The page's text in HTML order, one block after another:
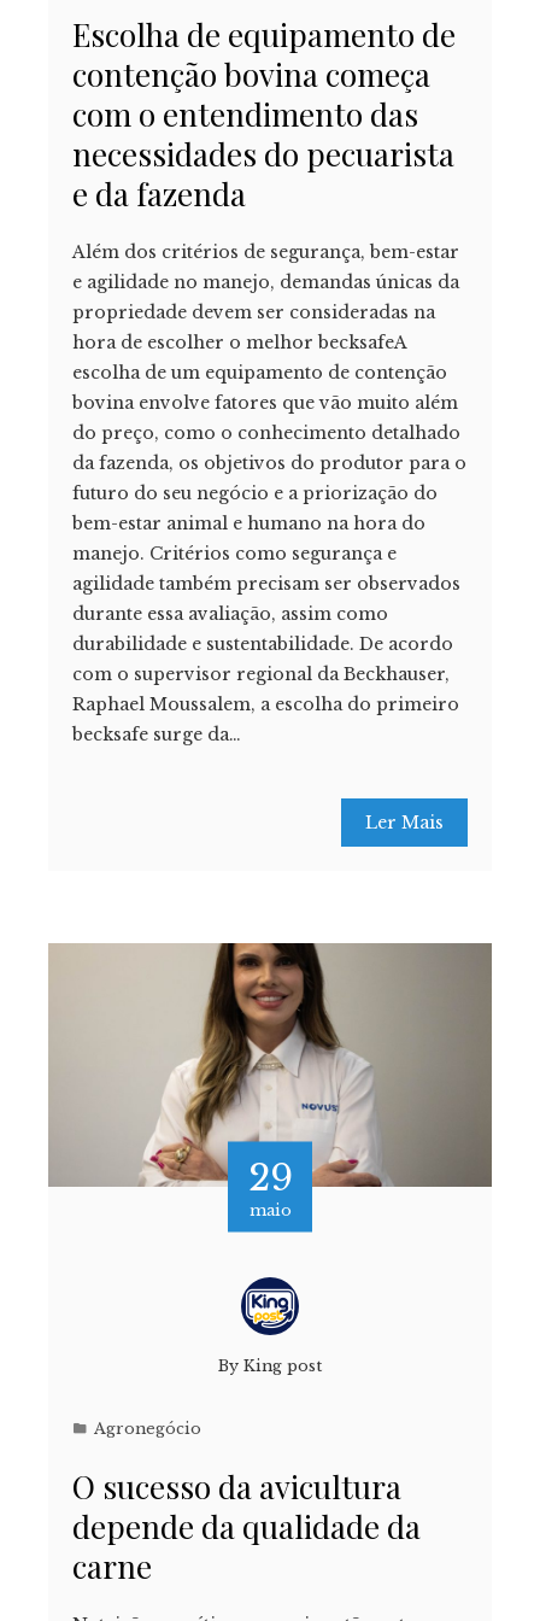
Escolha de equipamento de
contenção bovina começa
com o entendimento das
necessidades do pecuarista
e da fazenda
Além dos critérios de segurança, bem-estar
e agilidade no manejo, demandas únicas da
propriedade devem ser consideradas na
hora de escolher o melhor becksafeA
escolha de um equipamento de contenção
bovina envolve fatores que vão muito além
do preço, como o conhecimento detalhado
da fazenda, os objetivos do produtor para o
futuro do seu negócio e a priorização do
bem-estar animal e humano na hora do
manejo. Critérios como segurança e
agilidade também precisam ser observados
durante essa avaliação, assim como
durabilidade e sustentabilidade. De acordo
com o supervisor regional da Beckhauser,
Raphael Moussalem, a escolha do primeiro
becksafe surge da…
Ler Mais
29
maio
By King post
Agronegócio
O sucesso da avicultura
depende da qualidade da
carne